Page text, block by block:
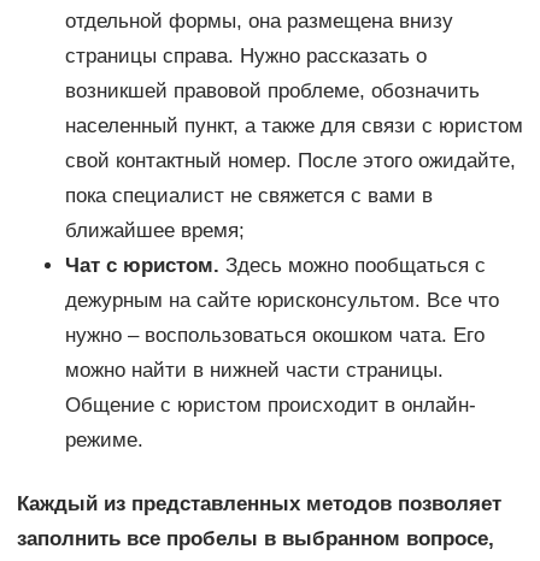
отдельной формы, она размещена внизу
страницы справа. Нужно рассказать о
возникшей правовой проблеме, обозначить
населенный пункт, а также для связи с юристом
свой контактный номер. После этого ожидайте,
пока специалист не свяжется с вами в
ближайшее время;
Чат с юристом. Здесь можно пообщаться с
дежурным на сайте юрисконсультом. Все что
нужно – воспользоваться окошком чата. Его
можно найти в нижней части страницы.
Общение с юристом происходит в онлайн-
режиме.
Каждый из представленных методов позволяет
заполнить все пробелы в выбранном вопросе,